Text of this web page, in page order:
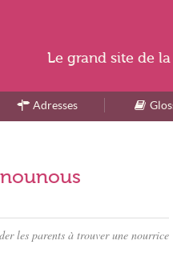
Adresses
les parents à trouver une nourrice
Le grand site de la